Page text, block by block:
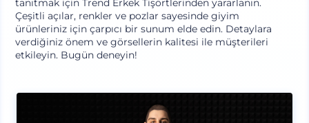
tanıtmak için Trend Erkek Tişörtlerinden yararlanın.
Çeşitli açılar, renkler ve pozlar sayesinde giyim
ürünleriniz için çarpıcı bir sunum elde edin. Detaylara
verdiğiniz önem ve görsellerin kalitesi ile müşterileri
etkileyin. Bugün deneyin!